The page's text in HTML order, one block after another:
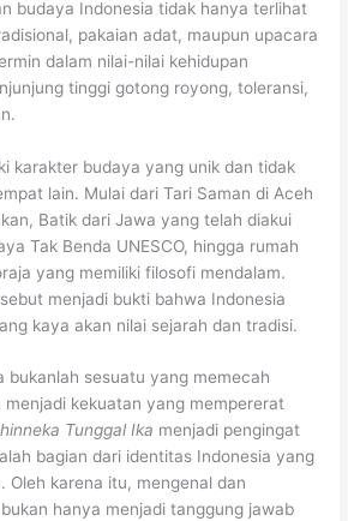
budaya Indonesia tidak hanya terlihat
pakaian adat, maupun upacara
dalam nilai-nilai kehidupan
tinggi gotong royong, toleransi,
karakter budaya yang unik dan tidak
lain. Mulai dari Tari Saman di Aceh
Batik dari Jawa yang telah diakui
Tak Benda UNESCO, hingga rumah
yang memiliki filosofi mendalam.
menjadi bukti bahwa Indonesia
kaya akan nilai sejarah dan tradisi.
bukanlah sesuatu yang memecah
menjadi kekuatan yang mempererat
Tunggal Ika menjadi pengingat
bagian dari identitas Indonesia yang
Oleh karena itu, mengenal dan
hanya menjadi tanggung jawab